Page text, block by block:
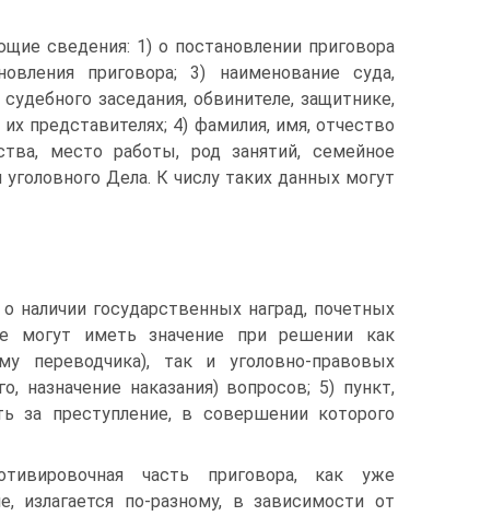
сведения: 1) о постановлении приговора
приговора; 3) наименование суда,
заседания, обвинителе, защитнике,
представителях; 4) фамилия, имя, отчество
место работы, род занятий, семейное
Дела. К числу таких данных могут
наличии государственных наград, почетных
иметь значение при решении как
переводчика), так и уголовно-правовых
назначение наказания) вопросов; 5) пункт,
за преступление, в совершении которого
часть приговора, как уже
излагается по-разному, в зависимости от